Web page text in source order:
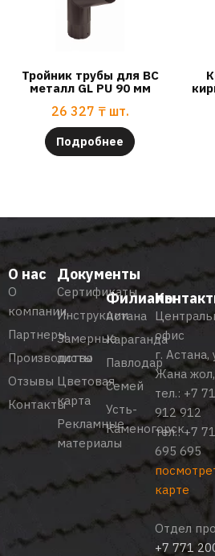
Тройник трубы для ВС
металл GL PU 90 мм
26 327 ₸ шт.
Подробнее
О нас
О
компании
Партнеры
Производство
Отзывы
Контакты
Документы
Сертификаты
Инструкции
Замерные
листы
Цветовая
карта
Рекламные
материалы
Филиалы
Астана
Караганда
Павлодар
Семей
Усть-
Каменогорск
офис
г. Астана,
Жана
тел.: +7
912 912
тел.:+7
695 695
карте
Отдел
+7 771